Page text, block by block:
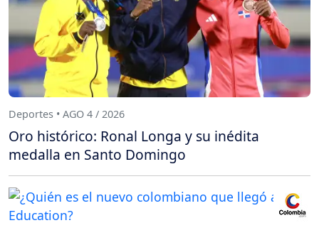
Deportes • AGO 4 / 2026
Oro histórico: Ronal Longa y su inédita
medalla en Santo Domingo